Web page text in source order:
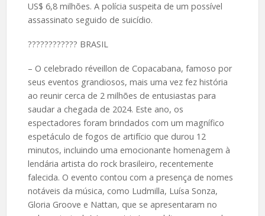
US$ 6,8 milhões. A polícia suspeita de um possível
assassinato seguido de suicídio.
????️???????? BRASIL
– O celebrado réveillon de Copacabana, famoso por
seus eventos grandiosos, mais uma vez fez história
ao reunir cerca de 2 milhões de entusiastas para
saudar a chegada de 2024. Este ano, os
espectadores foram brindados com um magnífico
espetáculo de fogos de artifício que durou 12
minutos, incluindo uma emocionante homenagem à
lendária artista do rock brasileiro, recentemente
falecida. O evento contou com a presença de nomes
notáveis da música, como Ludmilla, Luísa Sonza,
Gloria Groove e Nattan, que se apresentaram no